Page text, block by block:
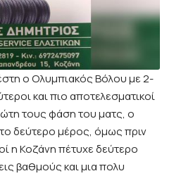
ο Ολυμπιακός Βόλου με 2-
και πιο αποτελεσματικοί
τους φάση του ματς, ο
δεύτερο μέρος, όμως πριν
η Κοζάνη πέτυχε δεύτερο
βαθμούς και μια πολυ